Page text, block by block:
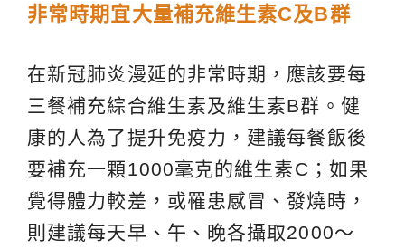
非常時期宜大量補充維生素C及B群
在新冠肺炎漫延的非常時期，應該要每
三餐補充綜合維生素及維生素B群。健
康的人為了提升免疫力，建議每餐飯後
要補充一顆1000毫克的維生素C；如果
覺得體力較差，或罹患感冒、發燒時，
則建議每天早、午、晚各攝取2000～